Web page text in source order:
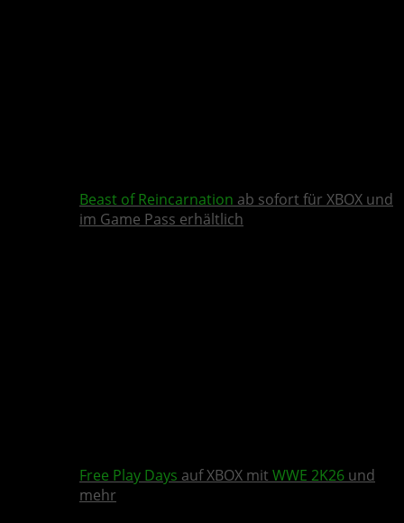
Beast of Reincarnation ab sofort für XBOX und
im Game Pass erhältlich
Free Play Days auf XBOX mit WWE 2K26 und
mehr